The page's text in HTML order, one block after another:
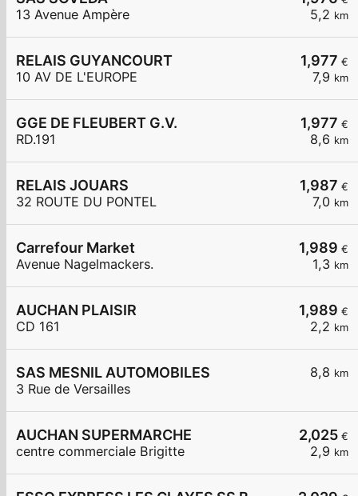
5,2 km
13 Avenue Ampère
1,977 €
7,9 km
RELAIS GUYANCOURT
10 AV DE L'EUROPE
1,977 €
8,6 km
GGE DE FLEUBERT G.V.
RD.191
1,987 €
7,0 km
RELAIS JOUARS
32 ROUTE DU PONTEL
1,989 €
1,3 km
Carrefour Market
Avenue Nagelmackers.
1,989 €
2,2 km
AUCHAN PLAISIR
CD 161
8,8 km
SAS MESNIL AUTOMOBILES
3 Rue de Versailles
2,025 €
2,9 km
AUCHAN SUPERMARCHE
centre commerciale Brigitte